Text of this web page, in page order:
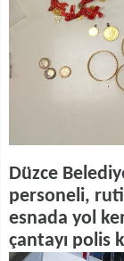
Düzce
personeli,
esnada yol
çantayı polis